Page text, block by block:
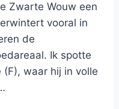
Zwarte Wouw een
vooral in
de
Ik spotte
waar hij in volle